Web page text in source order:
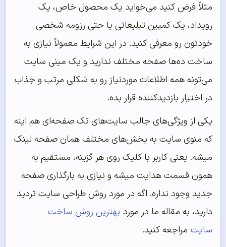
مثلاً فرض کنید می‌خواید یک محصول خاص، یک
رویداد، یک کمپین تبلیغاتی یا حتی رزومه شخصی
خودتون رو معرفی کنید. در این شرایط معمولاً نیازی به
ساخت ده‌ها صفحه مختلف ندارید و یک مینی سایت
می‌تونه همه اطلاعات موردنیاز رو به شکلی مرتب و جذاب
در اختیار بازدیدکننده قرار بده.
یکی از ویژگی‌های جالب سایت‌های تک صفحه‌ای هم اینه
که منوی سایت به بخش‌های مختلف همان صفحه لینک
میشه. یعنی کاربر با کلیک روی هر گزینه، مستقیم به
همون قسمت هدایت میشه و نیازی به بارگذاری صفحه
جدید وجود نداره. اگه در مورد روش طراحی سایت تردید
دارید، به مقاله ما در مورد بهترین روش ساخت
سایت مراجعه کنید.